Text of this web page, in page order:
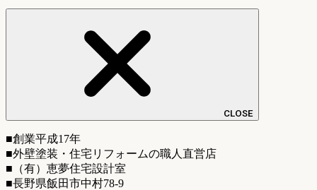
CLOSE
■創業平成17年
■外壁塗装・住宅リフォームの職人直営店
■（有）恵夢住宅設計室
■長野県飯田市中村78-9